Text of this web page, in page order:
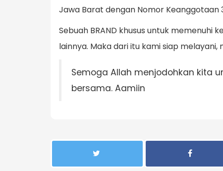
Jawa Barat dengan Nomor Keanggotaan
Sebuah BRAND khusus untuk memenuhi
lainnya. Maka dari itu kami siap
Semoga Allah menjodohkan kita
bersama. Aamiin